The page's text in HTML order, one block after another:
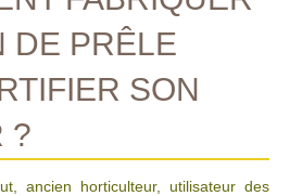
DE PRÊLE
SON
?
ancien horticulteur, utilisateur des